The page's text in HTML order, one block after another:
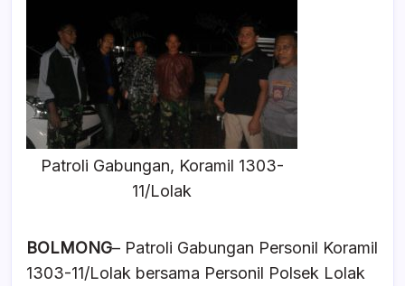
e
b
o
o
k
s
A
p
p
a
d
s
Patroli Gabungan, Koramil 1303-
11/Lolak
BOLMONG– Patroli Gabungan Personil Koramil
1303-11/Lolak bersama Personil Polsek Lolak